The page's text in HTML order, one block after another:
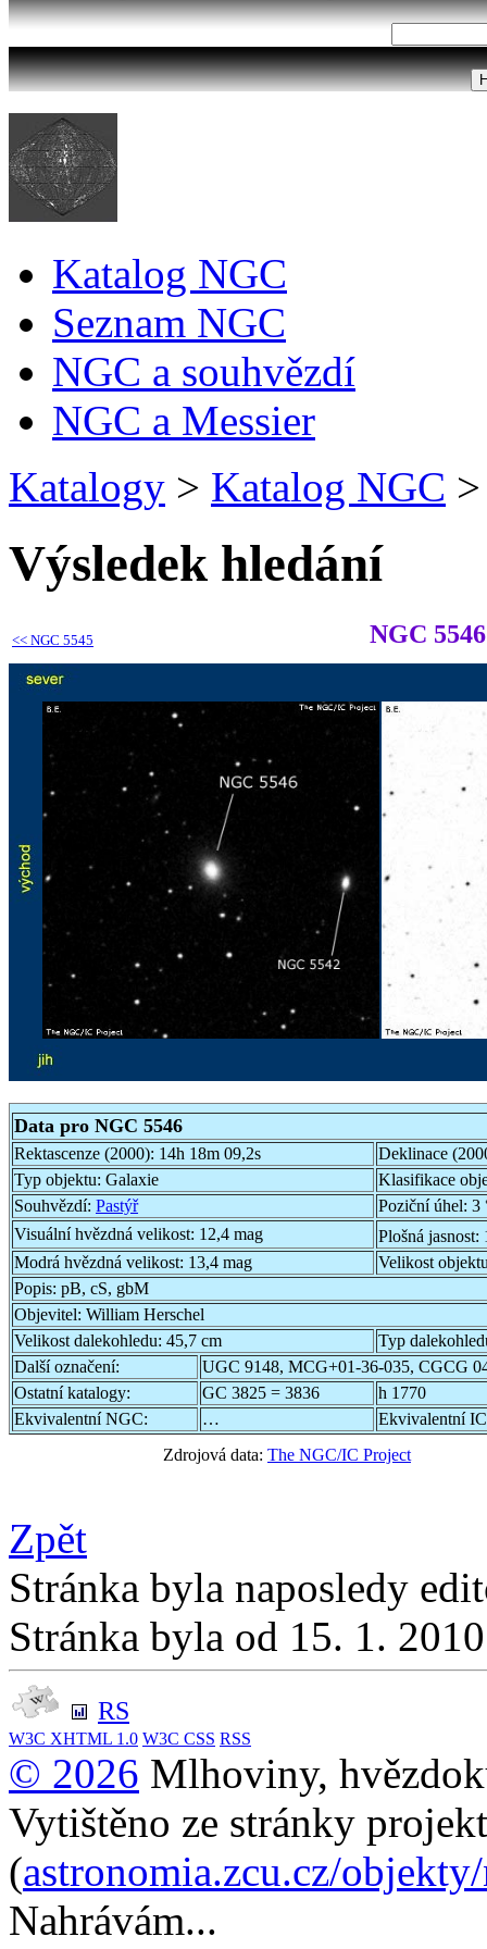
Katalog NGC
Seznam NGC
NGC a souhvězdí
NGC a Messier
Katalogy > Katalog NGC >
Výsledek hledání
<< NGC 5545 NGC 5546
Data pro NGC 5546
Rektascenze (2000): 14h 18m 09,2s
Deklinace
Typ objektu: Galaxie
Klasifikace
Souhvězdí: Pastýř Poziční úhel: 3
Visuální hvězdná velikost: 12,4 mag Plošná jasnost:
Modrá hvězdná velikost: 13,4 mag
Velikost
Popis: pB, cS, gbM
Objevitel: William Herschel
Velikost dalekohledu: 45,7 cm
Typ
Další označení:
UGC 9148, MCG+01-36-035, CGCG
Ostatní katalogy:
GC 3825 = 3836
h 1770
Ekvivalentní NGC:
…
Ekvivalentní
Zdrojová data: The NGC/IC Project
Zpět
Stránka byla naposledy
Stránka byla od 15. 1.
RS
W3C XHTML 1.0 W3C CSS RSS
© 2026 Mlhoviny,
Vytištěno ze stránky
(astronomia.zcu.cz/
Nahrávám...